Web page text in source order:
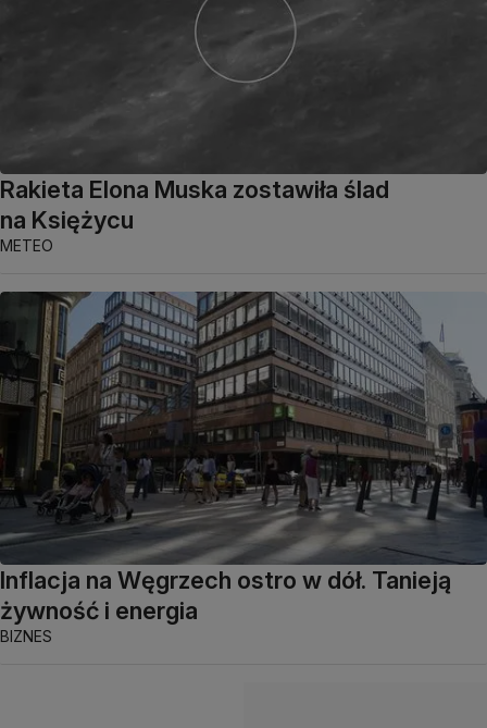
Rakieta Elona Muska zostawiła ślad
na Księżycu
METEO
Inflacja na Węgrzech ostro w dół. Tanieją
żywność i energia
BIZNES